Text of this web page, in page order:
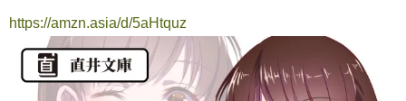
https://amzn.asia/d/5aHtquz